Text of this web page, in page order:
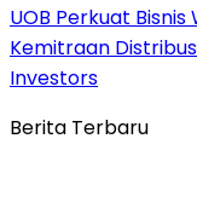
UOB Perkuat
Kemitraan
Investors
Berita Terbaru